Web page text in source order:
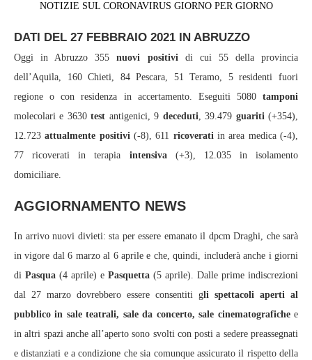
NOTIZIE SUL CORONAVIRUS GIORNO PER GIORNO
DATI DEL 27 FEBBRAIO 2021 IN ABRUZZO
Oggi in Abruzzo 355nuovi positividi cui 55 della provincia
dell’Aquila, 160 Chieti, 84 Pescara, 51 Teramo, 5 residenti fuori
regione o con residenza in accertamento. Eseguiti 5080 tamponi
molecolari e 3630test antigenici, 9 deceduti, 39.479 guariti(+354),
12.723attualmente positivi(-8), 611 ricoveratiin area medica (-4),
77 ricoverati in terapia intensiva(+3), 12.035 in isolamento
domiciliare.
AGGIORNAMENTO NEWS
In arrivo nuovi divieti: sta per essere emanato il dpcm Draghi, che sarà
in vigore dal 6 marzo al 6 aprile e che, quindi, includerà anche i giorni
di Pasqua (4 aprile) e Pasquetta (5 aprile). Dalle prime indiscrezioni
dal 27 marzo dovrebbero essere consentiti gli spettacoli aperti al
pubblico in sale teatrali, sale da concerto, sale cinematografichee
in altri spazi anche all’aperto sono svolti con posti a sedere preassegnati
e distanziati e a condizione che sia comunque assicurato il rispetto della